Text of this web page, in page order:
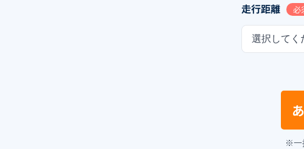
走行距離 必
選択してく
※一